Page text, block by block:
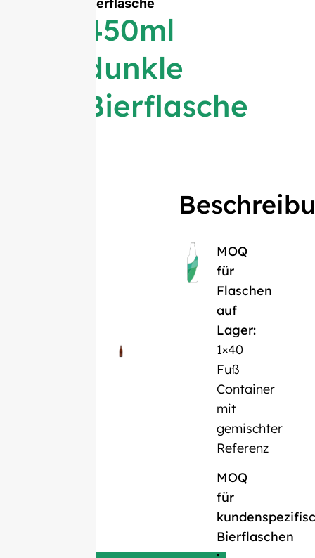
450ml
dunkle
Bierflasche
MOQ
für
Flaschen
auf
Lager:
1×40
Fuß
Container
mit
gemischter
Referenz
MOQ
für
Bierflaschen